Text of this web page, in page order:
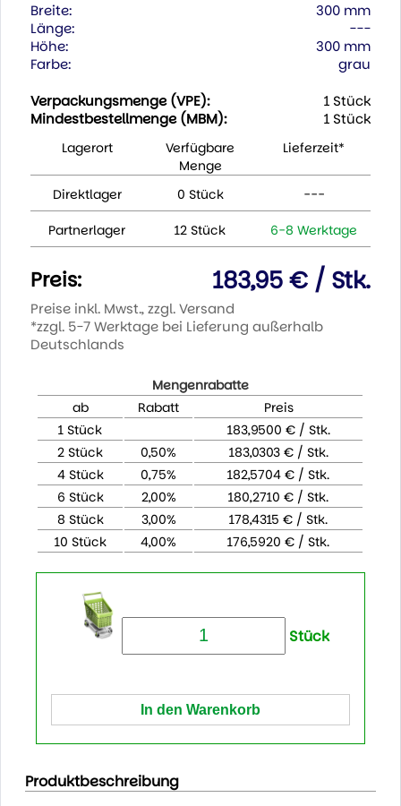
Breite:
300 mm
Länge:
---
Höhe:
300 mm
Farbe:
grau
Verpackungsmenge (VPE):
1 Stück
Mindestbestellmenge (MBM):
1 Stück
Lagerort
Verfügbare
Menge
Lieferzeit*
Direktlager 0 Stück ---
Partnerlager 12 Stück 6-8 Werktage
Preis: 183,95 € / Stk.
Preise inkl. Mwst., zzgl. Versand
*zzgl. 5-7 Werktage bei Lieferung außerhalb
Deutschlands
Mengenrabatte
ab
Rabatt
Preis
1 Stück
183,9500 € / Stk.
2 Stück
0,50%
183,0303 € / Stk.
4 Stück
0,75%
182,5704 € / Stk.
6 Stück
2,00%
180,2710 € / Stk.
8 Stück
3,00%
178,4315 € / Stk.
10 Stück
4,00% 176,5920 € / Stk.
Stück
Produktbeschreibung